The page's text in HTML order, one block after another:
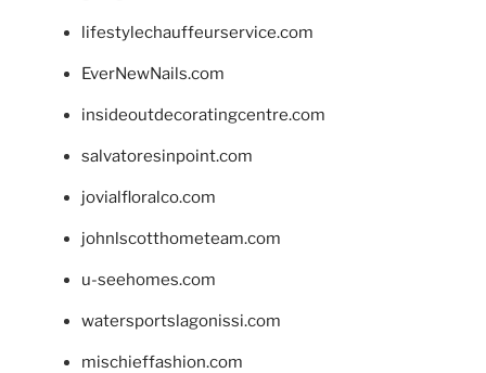
lifestylechauffeurservice.com
EverNewNails.com
insideoutdecoratingcentre.com
salvatoresinpoint.com
jovialfloralco.com
johnlscotthometeam.com
u-seehomes.com
watersportslagonissi.com
mischieffashion.com